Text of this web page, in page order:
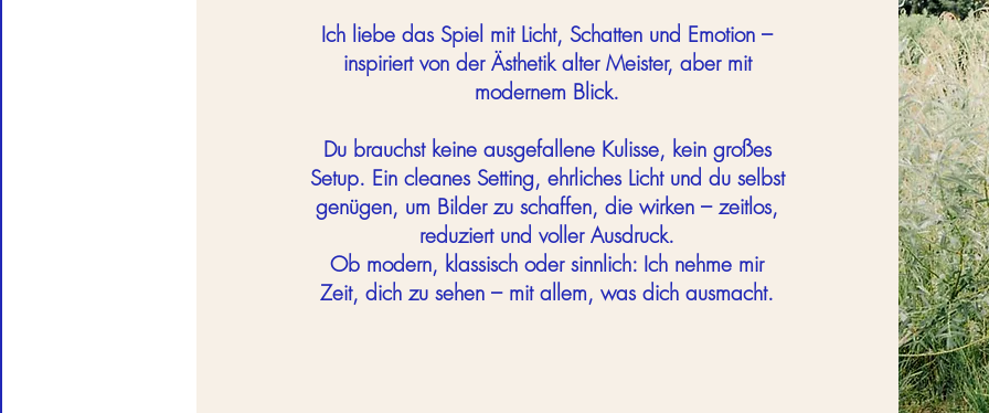
Ich liebe das Spiel mit Licht, Schatten und Emotion –
inspiriert von der Ästhetik alter Meister, aber mit
modernem Blick.
Du brauchst keine ausgefallene Kulisse, kein großes
Setup. Ein cleanes Setting, ehrliches Licht und du selbst
genügen, um Bilder zu schaffen, die wirken – zeitlos,
reduziert und voller Ausdruck.
Ob modern, klassisch oder sinnlich: Ich nehme mir
Zeit, dich zu sehen – mit allem, was dich ausmacht.